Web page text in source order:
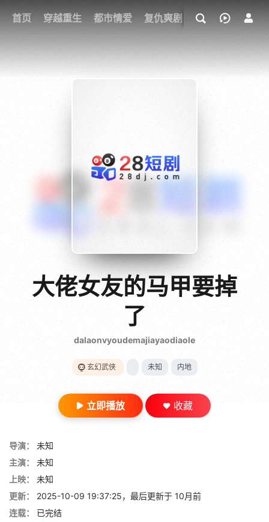
首页 穿越重生 都市情爱 复仇爽剧 玄幻武侠 奇幻
我的观影记录
{if condition="$obj.vod_points
gt 0"}
28短剧
大佬女友的马甲要掉
了
dalaonvyoudemajiayaodiaole
玄幻武侠 未知 内地
立即播放 收藏
导演：
未知
主演：
未知
上映：
未知
更新：
2025-10-09 19:37:25，最后更新于 10月前
连载：
已完结